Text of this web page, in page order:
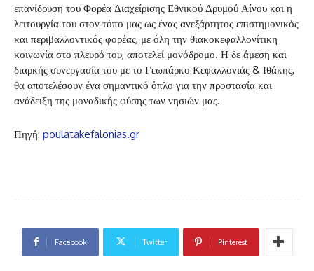
επανίδρυση του Φορέα Διαχείρισης Εθνικού Δρυμού Αίνου και η
λειτουργία του στον τόπο μας ως ένας ανεξάρτητος επιστημονικός
και περιβαλλοντικός φορέας, με όλη την θιακοκεφαλλονίτικη
κοινωνία στο πλευρό του, αποτελεί μονόδρομο. Η δε άμεση και
διαρκής συνεργασία του με το Γεωπάρκο Κεφαλλονιάς & Ιθάκης,
θα αποτελέσουν ένα σημαντικό όπλο για την προστασία και
ανάδειξη της μοναδικής φύσης των νησιών μας.
Πηγή: poulatakefalonias.gr
Facebook Twitter Pinterest